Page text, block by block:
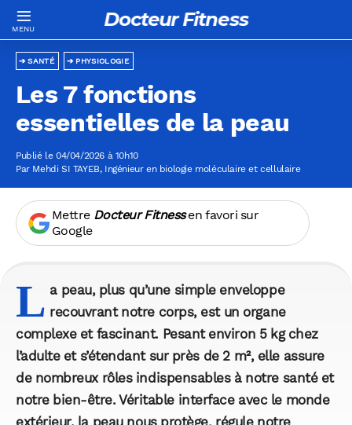
Docteur Fitness
PHYSIOLOGIE
SANTÉ
Les 7 fonctions
essentielles de la peau
Publié le 04/04/2026 à 10h10
Par Mehdi SI TAYEB, Ingénieur en biologie moléculaire et cellulaire
Mettre Docteur Fitnessen favori sur
Google
L a peau, plus qu’une simple enveloppe
recouvrant notre corps, est un organe
complexe et fascinant. Pesant environ 5 kg chez
l’adulte et s’étendant sur près de 2 m², elle assure
de nombreux rôles indispensables à notre santé et
notre bien-être. Véritable interface avec le monde